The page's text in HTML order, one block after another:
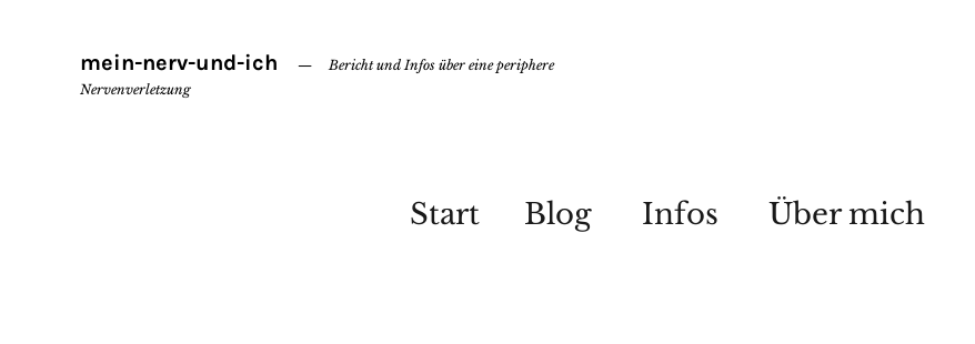
mein-nerv-und-ich
Bericht und Infos über eine periphere
Nervenverletzung
Start Blog Infos Über mich